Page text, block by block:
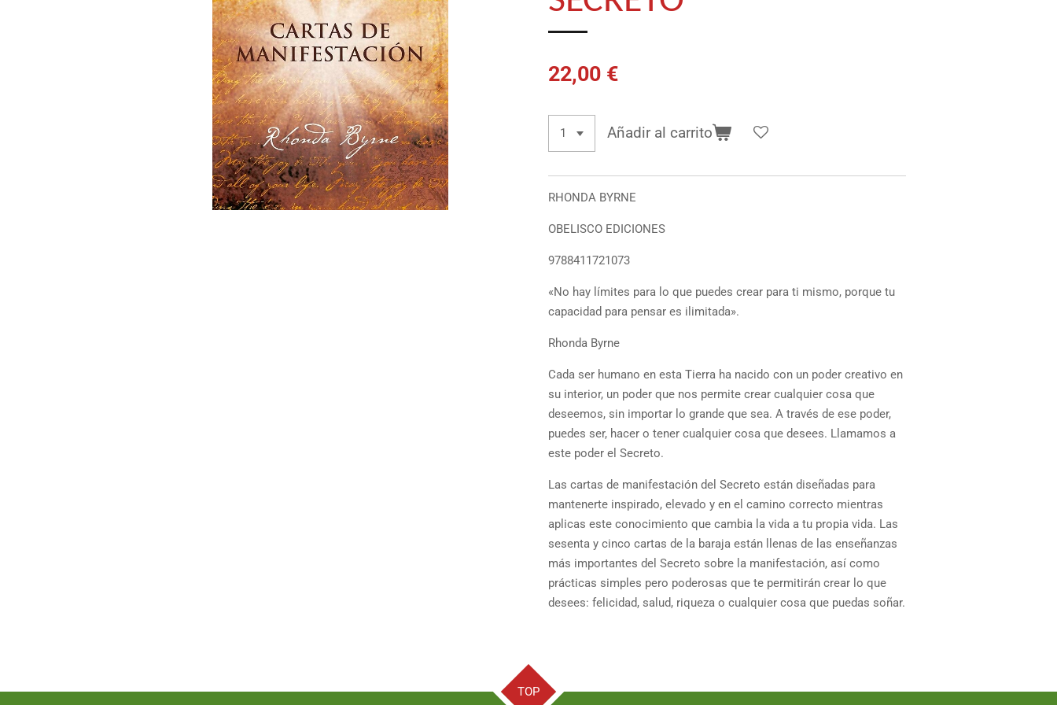
22,00 €
Añadir al carrito
RHONDA BYRNE
OBELISCO EDICIONES
9788411721073
«No hay límites para lo que puedes crear para ti mismo, porque tu
capacidad para pensar es ilimitada».
Rhonda Byrne
Cada ser humano en esta Tierra ha nacido con un poder creativo en
su interior, un poder que nos permite crear cualquier cosa que
deseemos, sin importar lo grande que sea. A través de ese poder,
puedes ser, hacer o tener cualquier cosa que desees. Llamamos a
este poder el Secreto.
Las cartas de manifestación del Secreto están diseñadas para
mantenerte inspirado, elevado y en el camino correcto mientras
aplicas este conocimiento que cambia la vida a tu propia vida. Las
sesenta y cinco cartas de la baraja están llenas de las enseñanzas
más importantes del Secreto sobre la manifestación, así como
prácticas simples pero poderosas que te permitirán crear lo que
desees: felicidad, salud, riqueza o cualquier cosa que puedas soñar.
TOP